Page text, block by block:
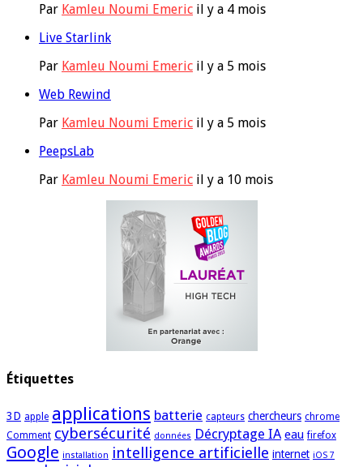
Par Kamleu Noumi Emeric il y a 4 mois
Live Starlink
Par Kamleu Noumi Emeric il y a 5 mois
Web Rewind
Par Kamleu Noumi Emeric il y a 5 mois
PeepsLab
Par Kamleu Noumi Emeric il y a 10 mois
Étiquettes
3D apple applications batterie capteurs chercheurs chrome
Comment cybersécurité données Décryptage IA eau firefox
Google installation intelligence artificielle internet iOS 7